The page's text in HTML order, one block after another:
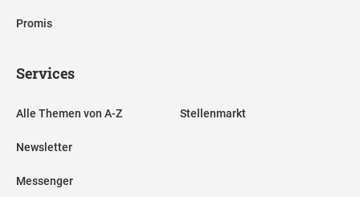
Promis
Services
Alle Themen von A-Z
Newsletter
Messenger
Stellenmarkt